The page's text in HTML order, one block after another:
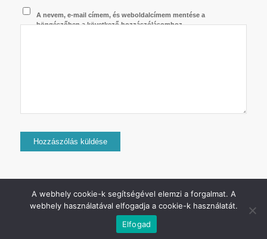
A nevem, e-mail címem, és weboldalcímem mentése a
böngészőben a következő hozzászólásomhoz.
2024 © Copyright - Jurij Uszanov - Minden jog fenntartva.
A webhely cookie-k segítségével elemzi a forgalmat. A
webhely használatával elfogadja a cookie-k használatát.
Elfogad